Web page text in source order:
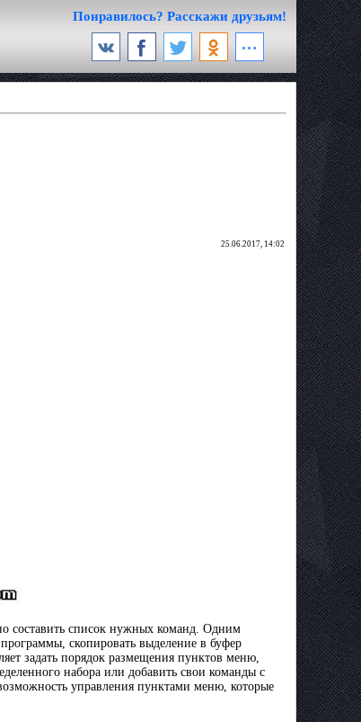
Понравилось? Расскажи друзьям!
25.06.2017, 14:02
составить список нужных команд. Одним
скопировать выделение в буфер
задать порядок размещения пунктов меню,
набора или добавить свои команды с
управления пунктами меню, которые